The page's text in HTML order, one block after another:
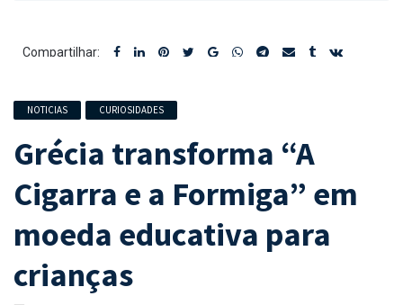
Compartilhar:
NOTICIAS CURIOSIDADES
Grécia transforma “A
Cigarra e a Formiga” em
moeda educativa para
crianças